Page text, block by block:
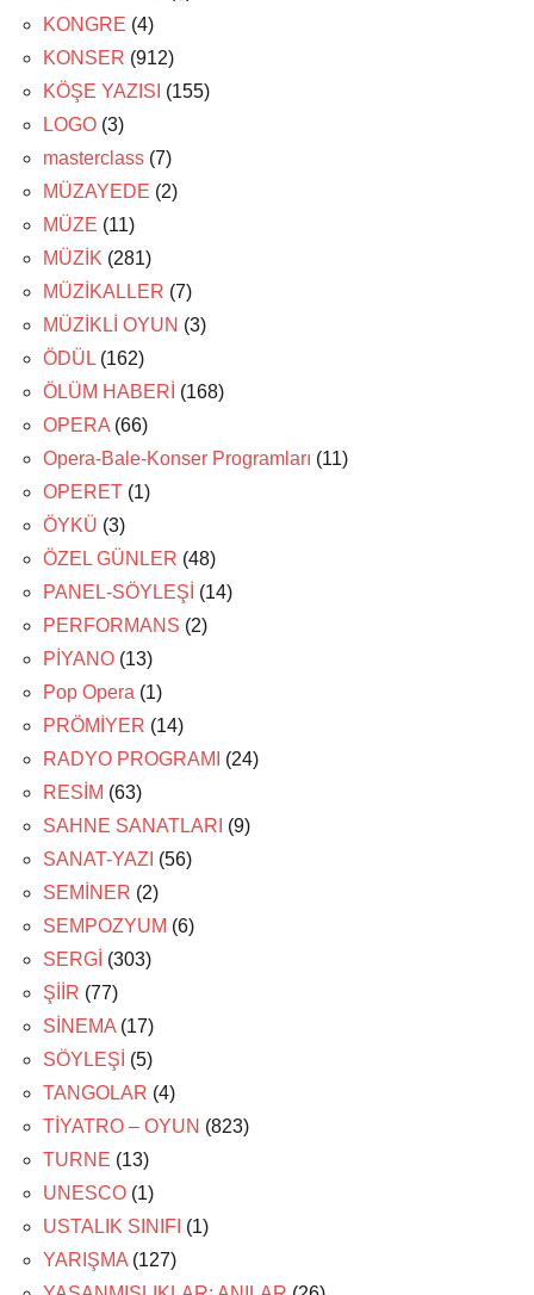
KONGRE (4)
KONSER (912)
KÖŞE YAZISI (155)
LOGO (3)
masterclass (7)
MÜZAYEDE (2)
MÜZE (11)
MÜZİK (281)
MÜZİKALLER (7)
MÜZİKLİ OYUN (3)
ÖDÜL (162)
ÖLÜM HABERİ (168)
OPERA (66)
Opera-Bale-Konser Programları (11)
OPERET (1)
ÖYKÜ (3)
ÖZEL GÜNLER (48)
PANEL-SÖYLEŞİ (14)
PERFORMANS (2)
PİYANO (13)
Pop Opera (1)
PRÖMİYER (14)
RADYO PROGRAMI
(24)
RESİM (63)
SAHNE SANATLARI (9)
SANAT-YAZI (56)
SEMİNER (2)
SEMPOZYUM (6)
SERGİ (303)
ŞİİR (77)
SİNEMA (17)
SÖYLEŞİ (5)
TANGOLAR (4)
TİYATRO – OYUN (823)
TURNE (13)
UNESCO (1)
USTALIK SINIFI (1)
YARIŞMA (127)